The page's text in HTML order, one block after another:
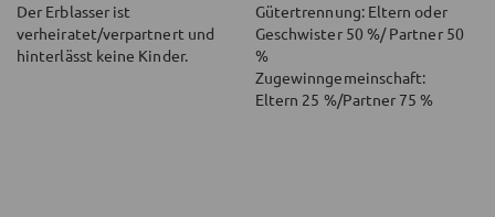
Der Erblasser ist
verheiratet/verpartnert und
hinterlässt keine Kinder.
Gütertrennung: Eltern oder
Geschwister 50 %/ Partner 50
%
Zugewinngemeinschaft:
Eltern 25 %/Partner 75 %